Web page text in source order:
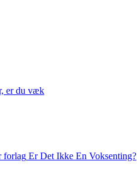
er du væk
Er Det Ikke En Voksenting?